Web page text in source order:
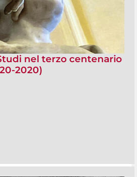
nel terzo centenario
2020)